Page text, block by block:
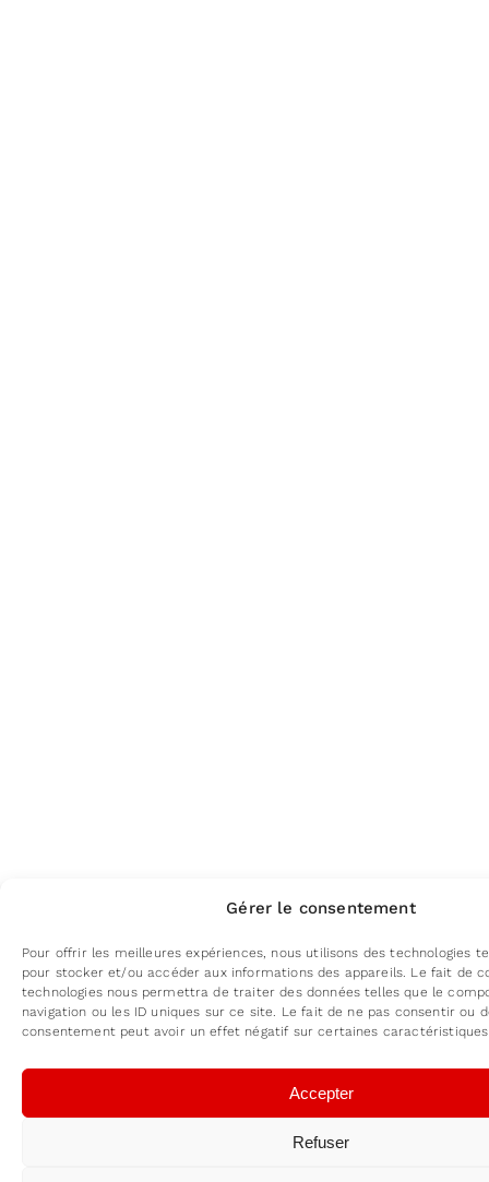
Gérer le consentement
Pour offrir les meilleures expériences, nous utilisons des technologies
pour stocker et/ou accéder aux informations des appareils. Le fait de
technologies nous permettra de traiter des données telles que le
navigation ou les ID uniques sur ce site. Le fait de ne pas consentir ou
consentement peut avoir un effet négatif sur certaines
Accepter
Refuser